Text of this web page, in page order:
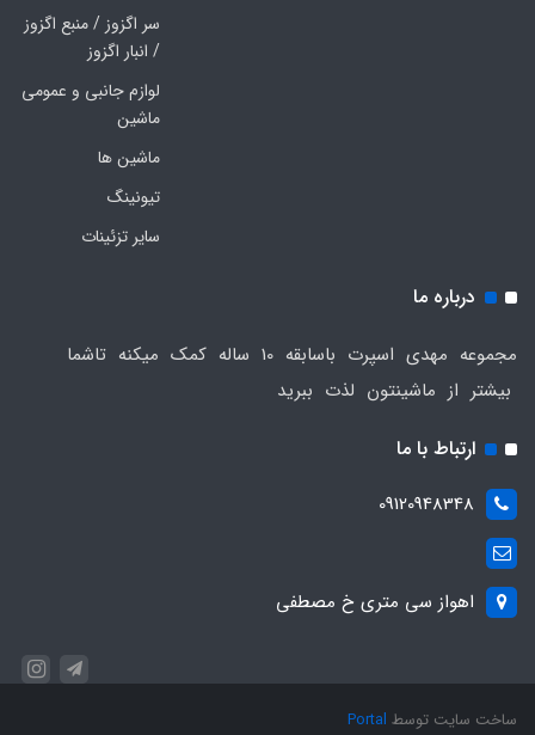
سر اگزوز / منبع اگزوز
/ انبار اگزوز
لوازم جانبی و عمومی
ماشین
ماشین ها
تیونینگ
سایر تزئینات
درباره ما
مجموعه مهدی اسپرت باسابقه 10 ساله کمک میکنه تاشما
بیشتر از ماشینتون لذت ببرید
ارتباط با ما
09120948348
اهواز سی متری خ مصطفی
ساخت سایت توسط Portal